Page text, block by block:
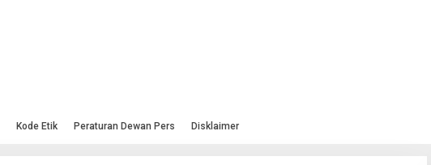
Kode Etik Peraturan Dewan Pers Disklaimer